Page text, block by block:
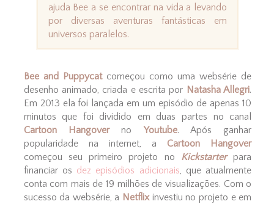
ajuda Bee a se encontrar na vida a levando
por diversas aventuras fantásticas em
universos paralelos.
Bee and Puppycatcomeçou como uma websérie de
desenho animado, criada e escrita por Natasha Allegri.
Em 2013 ela foi lançada em um episódio de apenas 10
minutos que foi dividido em duas partes no canal
Cartoon HangovernoYoutube. Após ganhar
popularidade na internet, a Cartoon Hangover
começou seu primeiro projeto no
Kickstarterpara
financiar os dez episódios adicionais , que atualmente
conta com mais de 19 milhões de visualizações. Com o
sucesso da websérie, a Netflixinvestiu no projeto e em